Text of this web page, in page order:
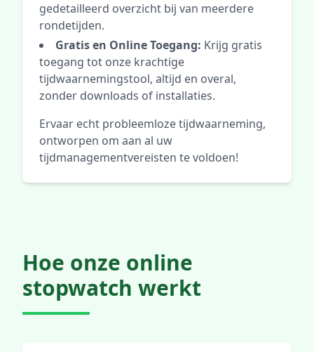
gedetailleerd overzicht bij van meerdere
rondetijden.
Gratis en Online Toegang: Krijg gratis
toegang tot onze krachtige
tijdwaarnemingstool, altijd en overal,
zonder downloads of installaties.
Ervaar echt probleemloze tijdwaarneming,
ontworpen om aan al uw
tijdmanagementvereisten te voldoen!
Hoe onze online
stopwatch werkt